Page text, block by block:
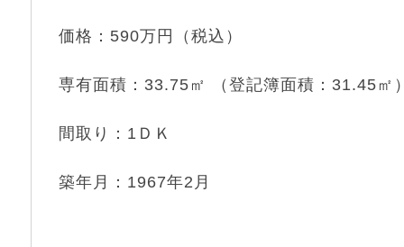
価格：590万円（税込）
専有面積：33.75㎡ （登記簿面積：31.45㎡
間取り：1ＤＫ
築年月：1967年2月